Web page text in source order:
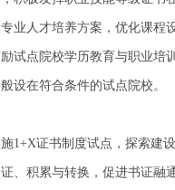
业人才培养方案，优化课程
试点院校学历教育与职业培
设在符合条件的试点院校。
证书制度试点，探索建设
、积累与转换，促进书证融